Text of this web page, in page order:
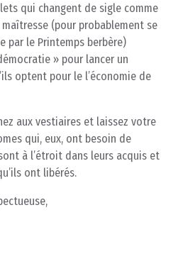
qui changent de sigle comme
(pour probablement se
par le Printemps berbère)
» pour lancer un
optent pour le l’économie de
aux vestiaires et laissez votre
qui, eux, ont besoin de
à l’étroit dans leurs acquis et
ont libérés.